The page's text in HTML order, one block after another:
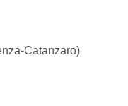
Catanzaro)